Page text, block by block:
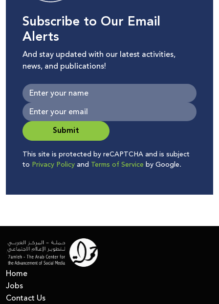
Subscribe to Our Email
Alerts
And stay updated with our latest activities,
news, and publications!
Submit
This site is protected by reCAPTCHA and is subject
to Privacy Policyand Terms of Service by Google.
Home
Jobs
Contact Us